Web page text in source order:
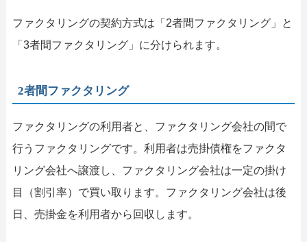
ファクタリングの契約方式は「2者間ファクタリング」と
「3者間ファクタリング」に分けられます。
2者間ファクタリング
ファクタリングの利用者と、ファクタリング会社の間で
行うファクタリングです。利用者は売掛債権をファクタ
リング会社へ譲渡し、ファクタリング会社は一定の掛け
目（割引率）で買い取ります。ファクタリング会社は後
日、売掛金を利用者から回収します。